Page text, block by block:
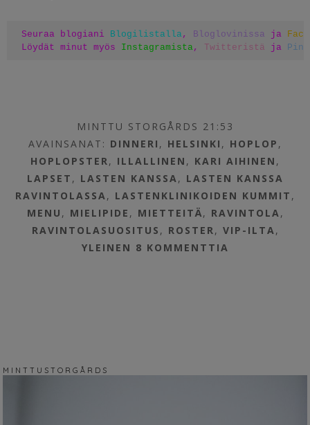
Seuraa blogiani Blogilistalla, Bloglovinissa ja
Löydät minut myös Instagramista, Twitteristä ja
MINTTU STORGÅRDS 21:53
AVAINSANAT: DINNERI , HELSINKI , HOPLOP ,
HOPLOPSTER , ILLALLINEN , KARI AIHINEN ,
LAPSET , LASTEN KANSSA , LASTEN KANSSA
RAVINTOLASSA , LASTENKLINIKOIDEN KUMMIT ,
MENU , MIELIPIDE , MIETTEITÄ, RAVINTOLA ,
RAVINTOLASUOSITUS , ROSTER , VIP-ILTA ,
YLEINEN 8 KOMMENTTIA
M I N T T U S T O R G Å R D S